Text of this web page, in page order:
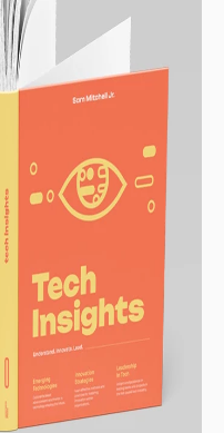
de Libro incluye cuatro
libros de IT. Elige un
perfectamente y
y lomo en Google
ayudarte a hacer el
Puedes elegir un diseño
verde con azul, o
del libro, nombre del
web y otra información.
de libros, espacios
contacto de la imprenta,
adicionales en la